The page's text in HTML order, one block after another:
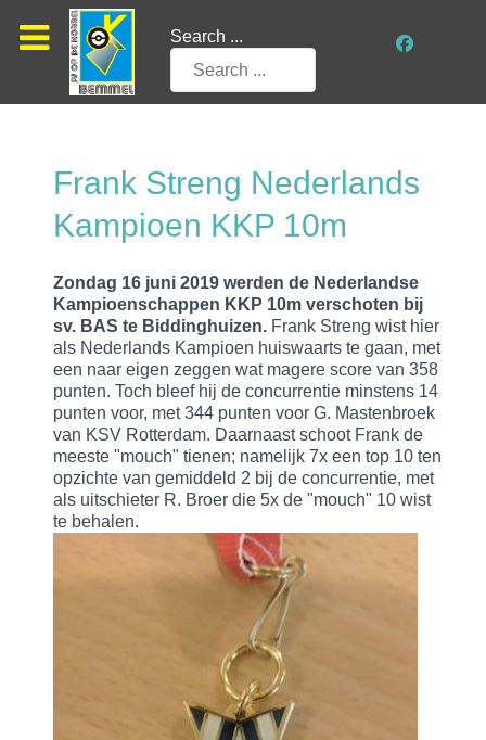
Search ...
Frank Streng Nederlands
Kampioen KKP 10m
Zondag 16 juni 2019 werden de Nederlandse
Kampioenschappen KKP 10m verschoten bij
sv. BAS te Biddinghuizen. Frank Streng wist hier
als Nederlands Kampioen huiswaarts te gaan, met
een naar eigen zeggen wat magere score van 358
punten. Toch bleef hij de concurrentie minstens 14
punten voor, met 344 punten voor G. Mastenbroek
van KSV Rotterdam. Daarnaast schoot Frank de
meeste "mouch" tienen; namelijk 7x een top 10 ten
opzichte van gemiddeld 2 bij de concurrentie, met
als uitschieter R. Broer die 5x de "mouch" 10 wist
te behalen.